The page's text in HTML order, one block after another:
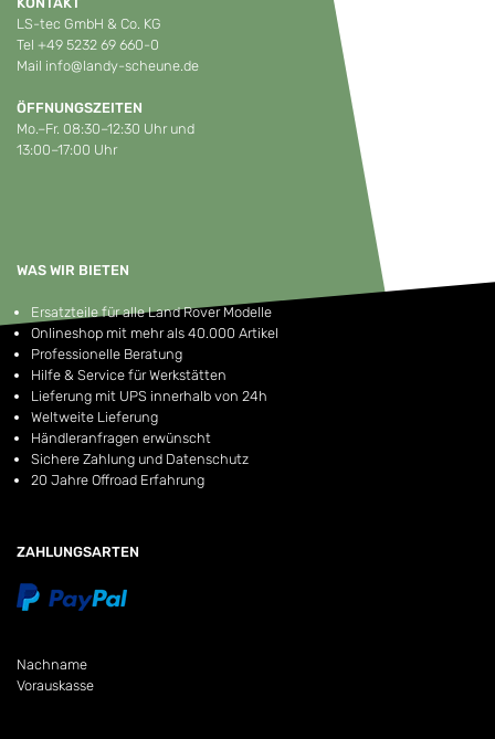
LS-tec GmbH & Co. KG
Tel +49 5232 69 660-0
Mail info@landy-scheune.de
ÖFFNUNGSZEITEN
Mo.–Fr. 08:30–12:30 Uhr und
13:00–17:00 Uhr
WAS WIR BIETEN
Ersatzteile für alle Land Rover Modelle
Onlineshop mit mehr als 40.000 Artikel
Professionelle Beratung
Hilfe & Service für Werkstätten
Lieferung mit UPS innerhalb von 24h
Weltweite Lieferung
Händleranfragen erwünscht
Sichere Zahlung und Datenschutz
20 Jahre Offroad Erfahrung
ZAHLUNGSARTEN
Nachname
Vorauskasse